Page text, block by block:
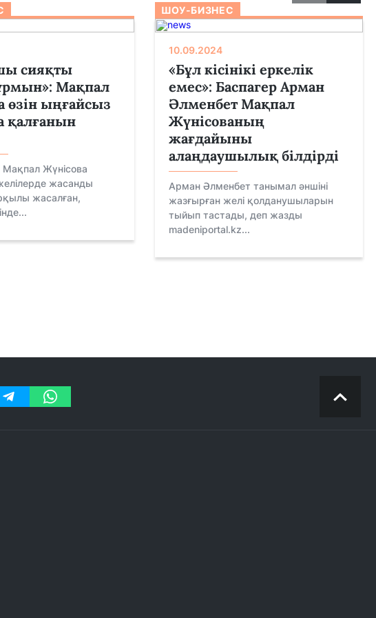
сияқты
Мақпал
өзін ыңғайсыз
қалғанын
Мақпал Жүнісова
жасанды
жасалған,
ШОУ-БИЗНЕС
10.09.2024
«Бұл кісінікі еркелік
емес»: Баспагер Арман
Әлменбет Мақпал
Жүнісованың
жағдайыны
алаңдаушылық білдірді
Арман Әлменбет танымал әншіні
жазғырған желі қолданушыларын
тыйып тастады, деп жазды
madeniportal.kz...